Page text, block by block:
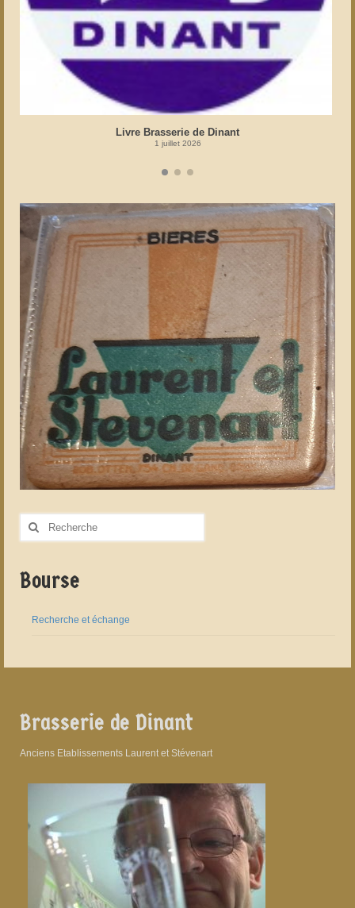
Livre Brasserie de Dinant
1 juillet 2026
Rechercher
Bourse
Recherche et échange
Brasserie de Dinant
Anciens Etablissements Laurent et Stévenart